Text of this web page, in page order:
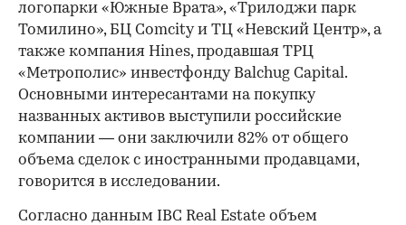
00:00 / 00:00
логопарки «Южные Врата», «Трилоджи парк
Томилино», БЦ Comcity и ТЦ «Невский Центр», а
также компания Hines, продавшая ТРЦ
«Метрополис» инвестфонду Balchug Capital.
Основными интересантами на покупку
названных активов выступили российские
компании — они заключили 82% от общего
объема сделок с иностранными продавцами,
говорится в исследовании.
Согласно данным IBC Real Estate объем